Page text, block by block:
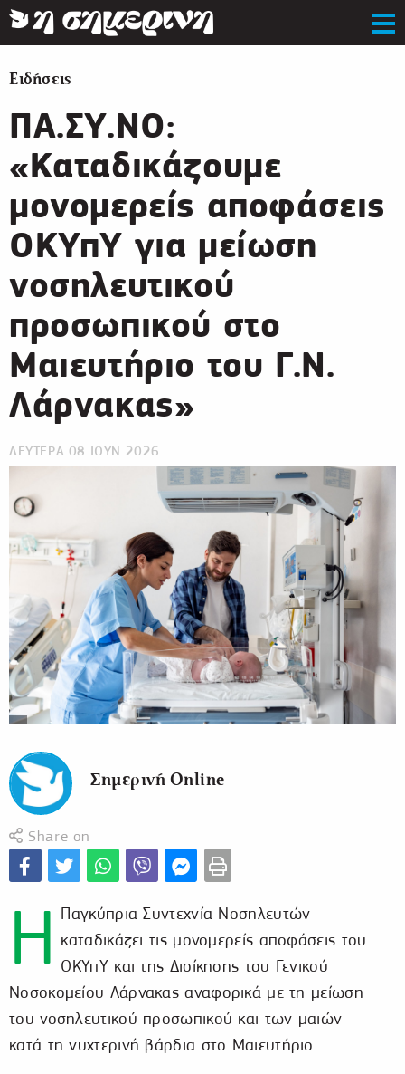
Ειδήσεις
ΠΑ.ΣΥ.ΝΟ:
«Καταδικάζουμε
μονομερείς αποφάσεις
ΟΚΥπΥ για μείωση
νοσηλευτικού
προσωπικού στο
Μαιευτήριο του Γ.Ν.
Λάρνακας»
ΔΕΥΤΕΡΑ 08 ΙΟΥΝ 2026
Σημερινή Online
Share on
Η Παγκύπρια Συντεχνία Νοσηλευτών
καταδικάζει τις μονομερείς αποφάσεις του
ΟΚΥπΥ και της Διοίκησης του Γενικού
Νοσοκομείου Λάρνακας αναφορικά με τη μείωση
του νοσηλευτικού προσωπικού και των μαιών
κατά τη νυχτερινή βάρδια στο Μαιευτήριο.